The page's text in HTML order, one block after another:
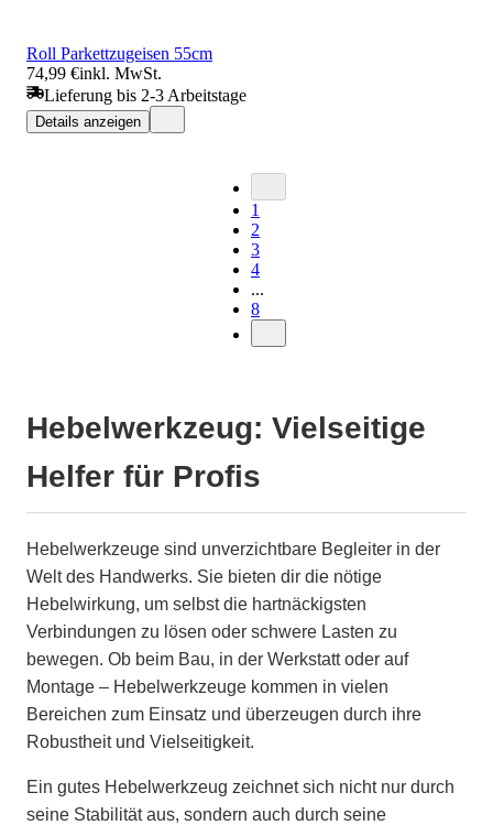
Roll Parkettzugeisen 55cm
74,99 €inkl. MwSt.
Lieferung bis 2-3 Arbeitstage
Details anzeigen
1
2
3
4
...
8
Hebelwerkzeug: Vielseitige
Helfer für Profis
Hebelwerkzeuge sind unverzichtbare Begleiter in der
Welt des Handwerks. Sie bieten dir die nötige
Hebelwirkung, um selbst die hartnäckigsten
Verbindungen zu lösen oder schwere Lasten zu
bewegen. Ob beim Bau, in der Werkstatt oder auf
Montage – Hebelwerkzeuge kommen in vielen
Bereichen zum Einsatz und überzeugen durch ihre
Robustheit und Vielseitigkeit.
Ein gutes Hebelwerkzeug zeichnet sich nicht nur durch
seine Stabilität aus, sondern auch durch seine